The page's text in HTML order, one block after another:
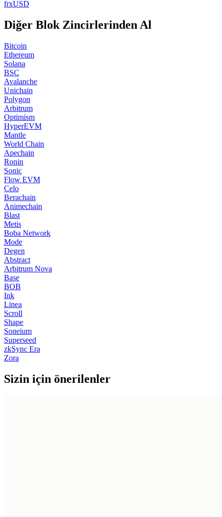
frxUSD
Diğer Blok Zincirlerinden Al
Bitcoin
Ethereum
Solana
BSC
Avalanche
Unichain
Polygon
Arbitrum
Optimism
HyperEVM
Mantle
World Chain
Apechain
Ronin
Sonic
Flow EVM
Celo
Berachain
Animechain
Blast
Metis
Boba Network
Mode
Degen
Abstract
Arbitrum Nova
Base
BOB
Ink
Linea
Scroll
Shape
Soneium
Superseed
zkSync Era
Zora
Sizin için önerilenler